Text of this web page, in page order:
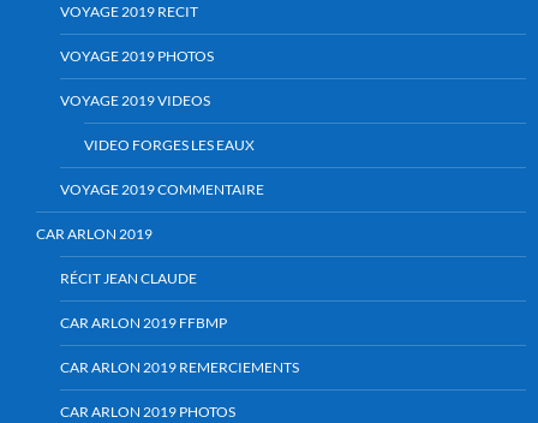
VOYAGE 2019 RECIT
VOYAGE 2019 PHOTOS
VOYAGE 2019 VIDEOS
VIDEO FORGES LES EAUX
VOYAGE 2019 COMMENTAIRE
CAR ARLON 2019
RÉCIT JEAN CLAUDE
CAR ARLON 2019 FFBMP
CAR ARLON 2019 REMERCIEMENTS
CAR ARLON 2019 PHOTOS